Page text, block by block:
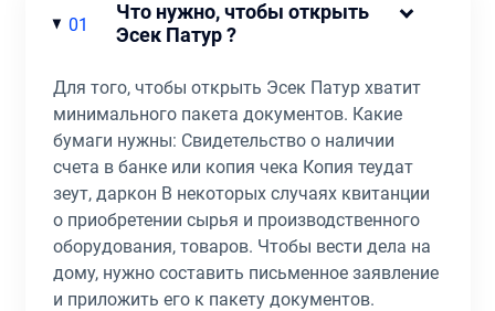
01
Что нужно, чтобы открыть
Эсек Патур ?
Для того, чтобы открыть Эсек Патур хватит
минимального пакета документов. Какие
бумаги нужны: Свидетельство о наличии
счета в банке или копия чека Копия теудат
зеут, даркон В некоторых случаях квитанции
о приобретении сырья и производственного
оборудования, товаров. Чтобы вести дела на
дому, нужно составить письменное заявление
и приложить его к пакету документов.